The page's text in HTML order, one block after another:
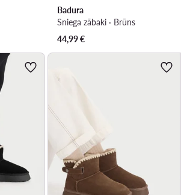
Badura
Sniega zābaki · Brūns
44,99€